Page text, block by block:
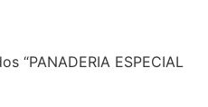
“PANADERIA ESPECIAL